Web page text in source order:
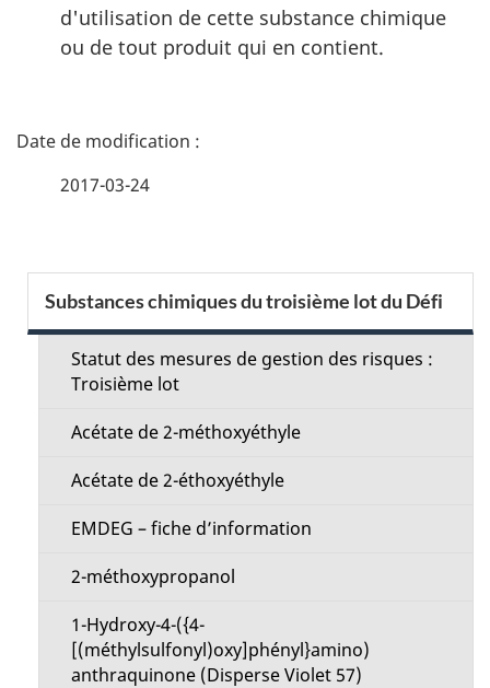
d'utilisation de cette substance chimique
ou de tout produit qui en contient.
D
a
2017-03-24
e
Substances chimiques du troisième lot du Défi
Statut des mesures de gestion des risques :
Troisième lot
Acétate de 2-méthoxyéthyle
Acétate de 2-éthoxyéthyle
EMDEG – fiche d’information
2-méthoxypropanol
1-Hydroxy-4-({4-
[(méthylsulfonyl)oxy]phényl}amino)
anthraquinone (Disperse Violet 57)